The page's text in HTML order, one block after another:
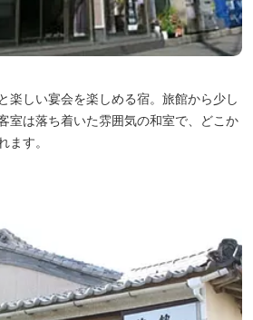
楽しい宴会を楽しめる宿。旅館から少し
室は落ち着いた雰囲気の和室で、どこか
す。